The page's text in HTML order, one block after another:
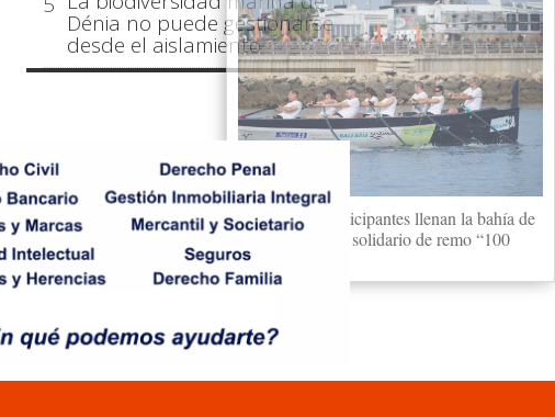
Dénia no puede gestionarse
desde el aislamiento
Más de 100 participantes llenan la bahía de
Dénia en el reto solidario de remo “100
Paladas”